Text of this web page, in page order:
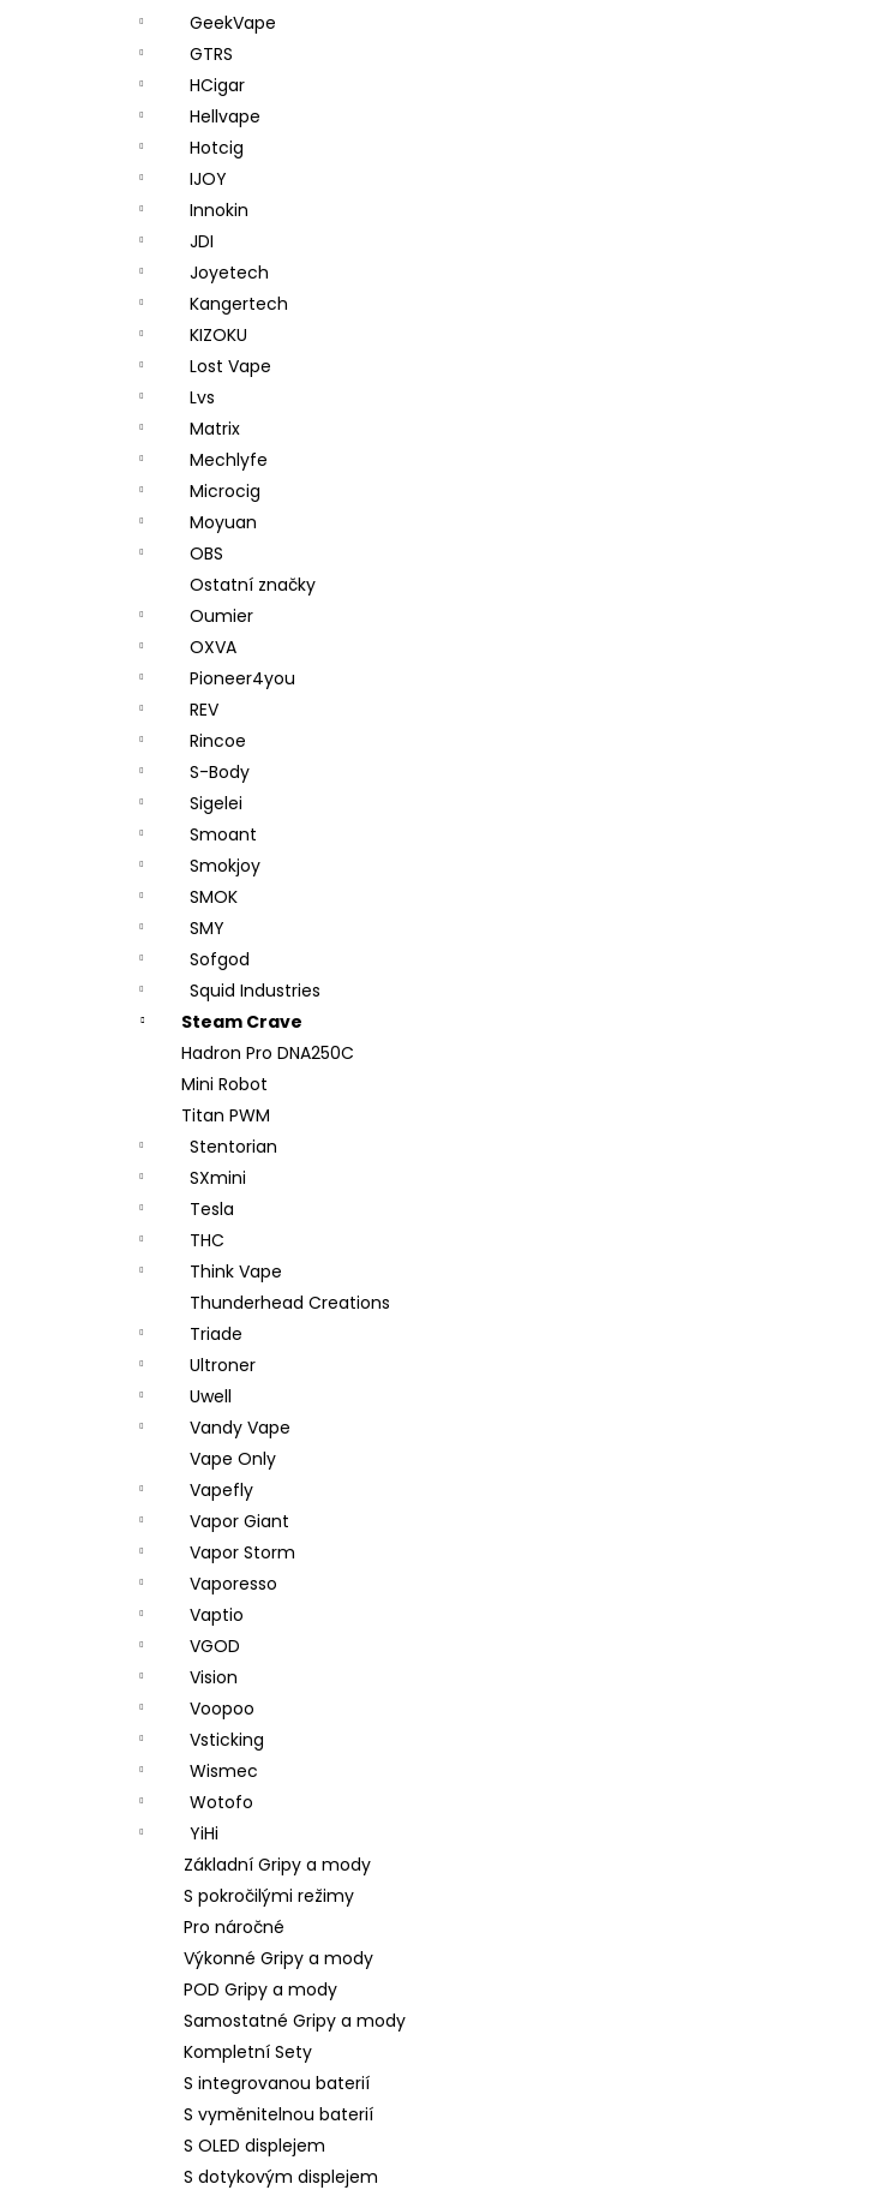
GeekVape
GTRS
HCigar
Hellvape
Hotcig
IJOY
Innokin
JDI
Joyetech
Kangertech
KIZOKU
Lost Vape
Lvs
Matrix
Mechlyfe
Microcig
Moyuan
OBS
Ostatní značky
Oumier
OXVA
Pioneer4you
REV
Rincoe
S-Body
Sigelei
Smoant
Smokjoy
SMOK
SMY
Sofgod
Squid Industries
Steam Crave
Hadron Pro DNA250C
Mini Robot
Titan PWM
Stentorian
SXmini
Tesla
THC
Think Vape
Thunderhead Creations
Triade
Ultroner
Uwell
Vandy Vape
Vape Only
Vapefly
Vapor Giant
Vapor Storm
Vaporesso
Vaptio
VGOD
Vision
Voopoo
Vsticking
Wismec
Wotofo
YiHi
Základní Gripy a mody
S pokročilými režimy
Pro náročné
Výkonné Gripy a mody
POD Gripy a mody
Samostatné Gripy a mody
Kompletní Sety
S integrovanou baterií
S vyměnitelnou baterií
S OLED displejem
S dotykovým displejem